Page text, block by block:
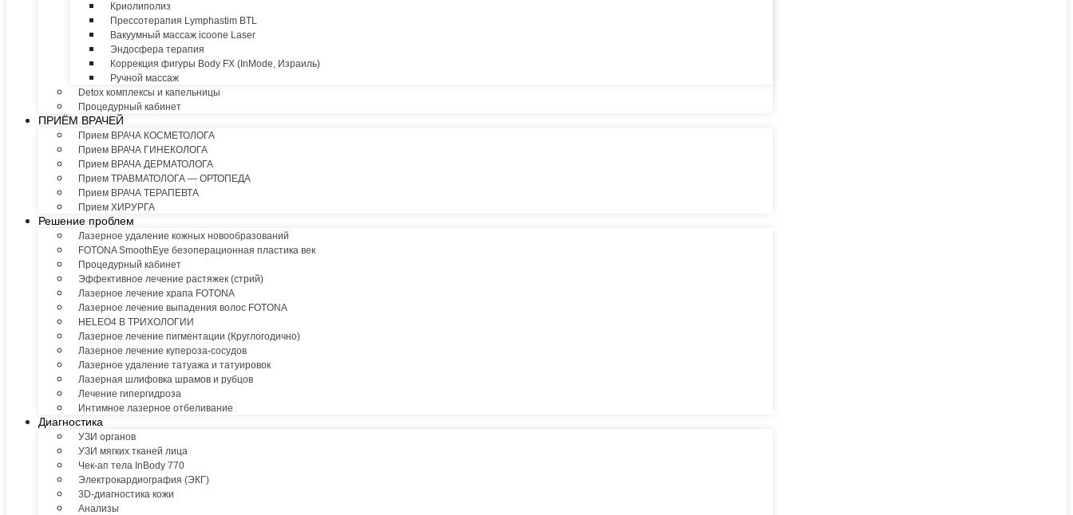
Криолиполиз
Прессотерапия Lymphastim BTL
Вакуумный массаж icoone Laser
Эндосфера терапия
Коррекция фигуры Body FX (InMode, Израиль)
Ручной массаж
Detox комплексы и капельницы
Процедурный кабинет
ПРИЁМ ВРАЧЕЙ
Прием ВРАЧА КОСМЕТОЛОГА
Прием ВРАЧА ГИНЕКОЛОГА
Прием ВРАЧА ДЕРМАТОЛОГА
Прием ТРАВМАТОЛОГА — ОРТОПЕДА
Прием ВРАЧА ТЕРАПЕВТА
Прием ХИРУРГА
Решение проблем
Лазерное удаление кожных новообразований
FOTONA SmoothEye безоперационная пластика век
Процедурный кабинет
Эффективное лечение растяжек (стрий)
Лазерное лечение храпа FOTONA
Лазерное лечение выпадения волос FOTONA
HELEO4 В ТРИХОЛОГИИ
Лазерное лечение пигментации (Круглогодично)
Лазерное лечение купероза-сосудов
Лазерное удаление татуажа и татуировок
Лазерная шлифовка шрамов и рубцов
Лечение гипергидроза
Интимное лазерное отбеливание
Диагностика
УЗИ органов
УЗИ мягких тканей лица
Чек-ап тела InBody 770
Электрокардиография (ЭКГ)
3D-диагностика кожи
Анализы